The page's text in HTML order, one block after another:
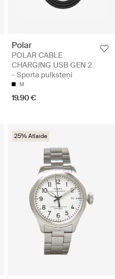
Polar
POLAR CABLE
CHARGING USB GEN 2
- Sporta pulksteņi
M
19.90 €
25% Atlaide